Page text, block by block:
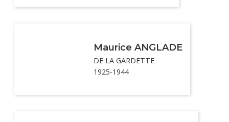
Maurice ANGLADE
DE LA GARDETTE
1925-1944